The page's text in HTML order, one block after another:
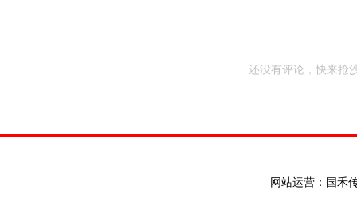
还没有评论，快来抢
网站运营：国禾